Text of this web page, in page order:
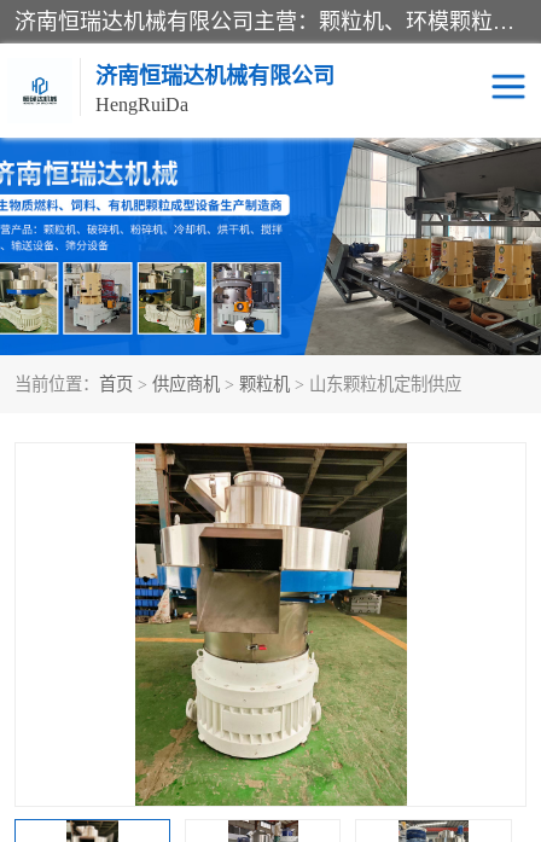
济南恒瑞达机械有限公司主营：颗粒机、环模颗粒机、平模颗粒机、粉碎机、滚筒筛分机、冷却机、颗粒燃烧机、生物质颗粒机、木屑颗粒机、秸秆颗粒机、饲料颗粒机、燃料颗粒机、木材粉碎机、秸秆粉碎机、饲料粉碎机、颗粒冷却机、锯末滚筒筛、锤片粉碎机、滚筒筛、搅拌机等产品。
济南恒瑞达机械有限公司
HengRuiDa
当前位置： 首页 > 供应商机 > 颗粒机 > 山东颗粒机定制供应
颗粒机 环模颗粒机
平模颗粒机 生物质颗粒机
秸秆颗粒机 饲料颗粒机
燃料颗粒机 木屑颗粒机
秸秆粉碎机
锤片粉碎机
冷却机
颗粒燃烧机
滚筒筛分机